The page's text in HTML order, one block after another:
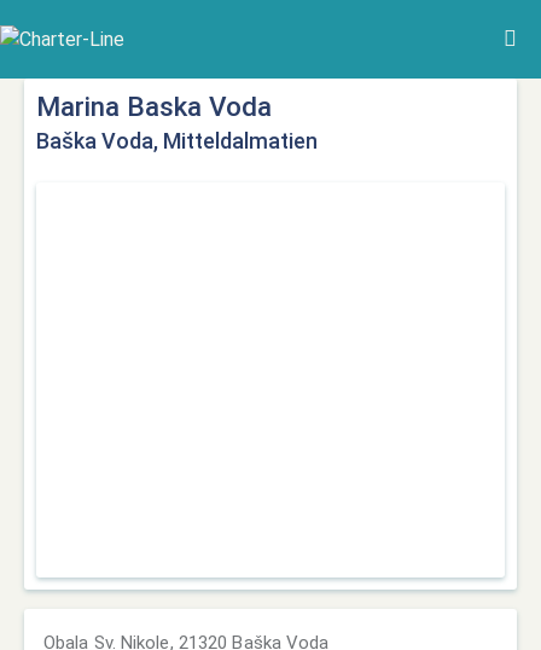
Marina Baska Voda
Baška Voda, Mitteldalmatien
Obala Sv. Nikole, 21320 Baška Voda